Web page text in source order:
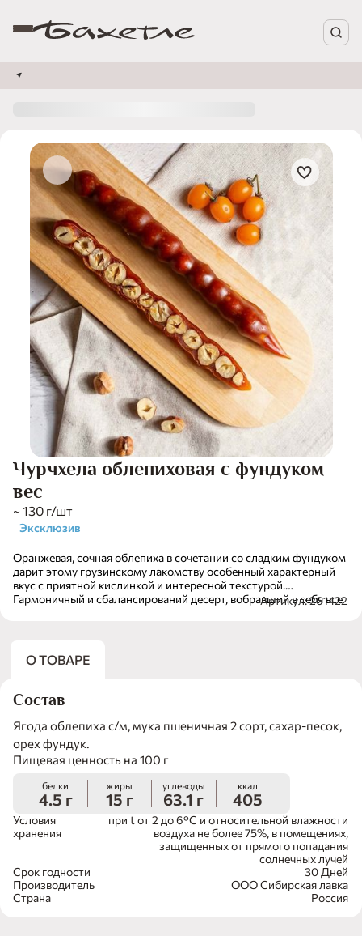
Чурчхела облепиховая с фундуком
вес
~ 130 г/шт
Эксклюзив
Оранжевая, сочная облепиха в сочетании со сладким фундуком
дарит этому грузинскому лакомству особенный характерный
вкус с приятной кислинкой и интересной текстурой.
Гармоничный и сбалансирований десерт, вобравший в себя все
Артикул: 261422
О ТОВАРЕ
Пищевая ценность на 100 г
белки
4.5 г
жиры
15 г
углеводы
63.1 г
ккал
405
Условия
хранения
при t от 2 до 6°С и относительной влажности
воздуха не более 75%, в помещениях,
защищенных от прямого попадания
солнечных лучей
Срок годности
30 Дней
Производитель
ООО Сибирская лавка
Страна
Россия
Состав
Ягода облепиха с/м, мука пшеничная 2 сорт, сахар-песок,
орех фундук.